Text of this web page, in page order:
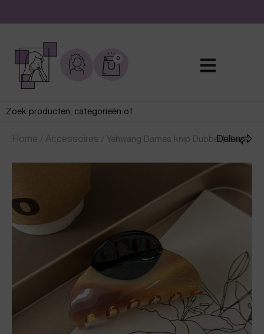
De leukste sieraden online en in de winkel
0
Home / Accessoires / Yehwang Dames knip Dubbel | Zwart
Delen